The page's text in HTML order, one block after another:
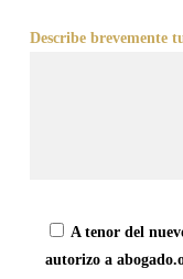
Describe brevemente
A tenor del
autorizo a